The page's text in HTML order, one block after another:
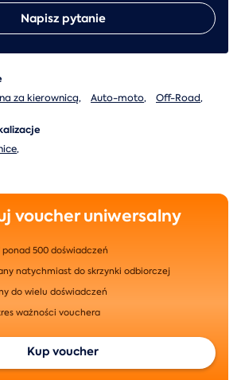
Napisz pytanie
za kierownicą, Auto-moto, Off-Road,
,
voucher uniwersalny
500 doświadczeń
natychmiast do skrzynki odbiorczej
do wielu doświadczeń
ważności vouchera
Kup voucher